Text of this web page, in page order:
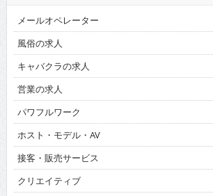
メールオペレーター
風俗の求人
キャバクラの求人
営業の求人
パワフルワーク
ホスト・モデル・AV
接客・販売サービス
クリエイティブ